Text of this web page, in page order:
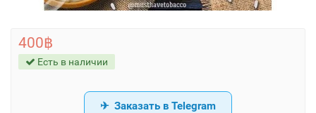
400฿
Есть в наличии
Заказать в Telegram